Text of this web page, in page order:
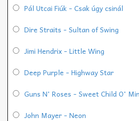
Pál Utcai Fiúk - Csak úgy csinál
Dire Straits - Sultan of Swing
Jimi Hendrix - Little Wing
Deep Purple - Highway Star
Guns N' Roses - Sweet Child O'
John Mayer - Neon